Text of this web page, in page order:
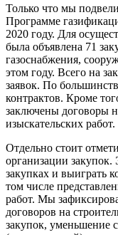
Только что мы
Программе
2020 году. Для
была объявлена 71
газоснабжения,
этом году. Всего на
заявок. По
контрактов. Кроме
заключены договоры
изыскательских работ.
Отдельно стоит
организации закупок.
закупках и выиграть
том числе
работ. Мы
договоров на
закупок, уменьшение